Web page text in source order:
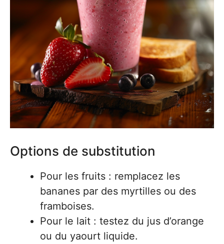
Options de substitution
Pour les fruits : remplacez les
bananes par des myrtilles ou des
framboises.
Pour le lait : testez du jus d’orange
ou du yaourt liquide.